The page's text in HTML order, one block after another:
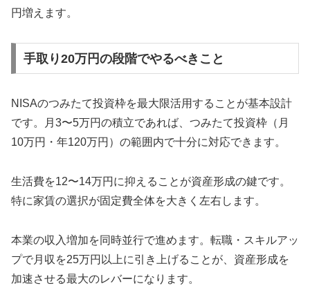
円増えます。
手取り20万円の段階でやるべきこと
NISAのつみたて投資枠を最大限活用することが基本設計
です。月3〜5万円の積立であれば、つみたて投資枠（月
10万円・年120万円）の範囲内で十分に対応できます。
生活費を12〜14万円に抑えることが資産形成の鍵です。
特に家賃の選択が固定費全体を大きく左右します。
本業の収入増加を同時並行で進めます。転職・スキルアッ
プで月収を25万円以上に引き上げることが、資産形成を
加速させる最大のレバーになります。